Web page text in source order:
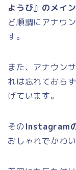
ようび』のメイ
ど順調にアナウ
す。
また、アナウン
れは忘れておら
げています。
そのInstagram
おしゃれでかわ